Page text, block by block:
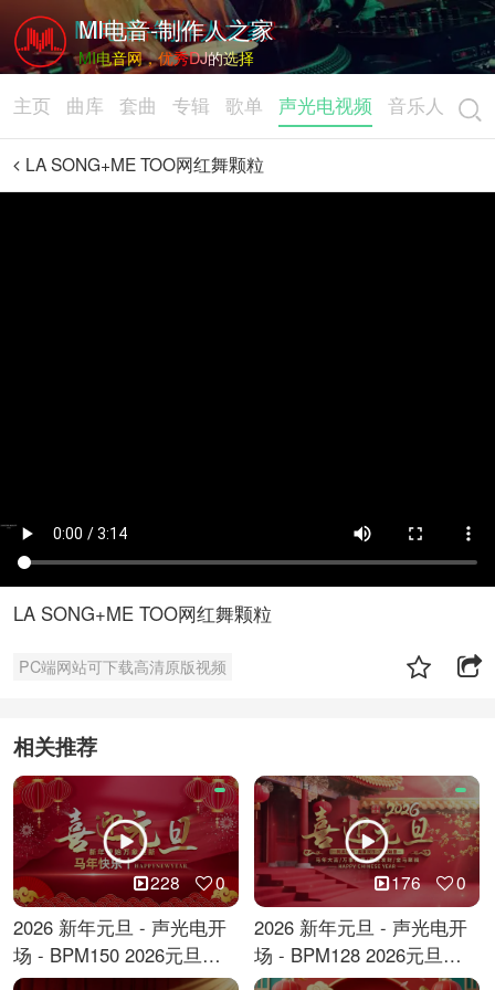
MI电音-制作人之家
MI电音网，优秀DJ的选择
主页 曲库 套曲 专辑 歌单 声光电视频 音乐人
LA SONG+ME TOO网红舞颗粒
LA SONG+ME TOO网红舞颗粒
PC端网站可下载高清原版视频
相关推荐
228 0
2026 新年元旦 - 声光电开
场 - BPM150 2026元旦跨
年倒计时
176 0
2026 新年元旦 - 声光电开
场 - BPM128 2026元旦马
年